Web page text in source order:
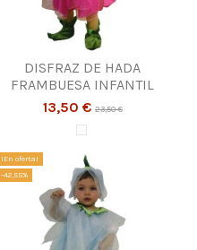
DISFRAZ DE HADA
FRAMBUESA INFANTIL
13,50 € 23,50 €
¡En oferta!
-42,55%